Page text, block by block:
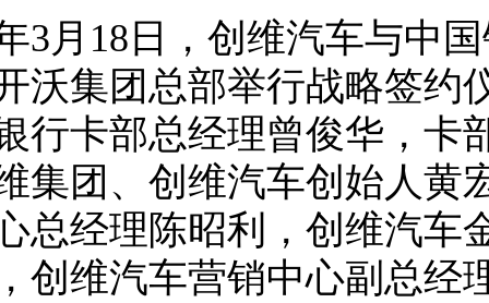
3月18日，创维汽车与中
沃集团总部举行战略签约
行卡部总经理曾俊华，卡
集团、创维汽车创始人黄
总经理陈昭利，创维汽车
创维汽车营销中心副总经